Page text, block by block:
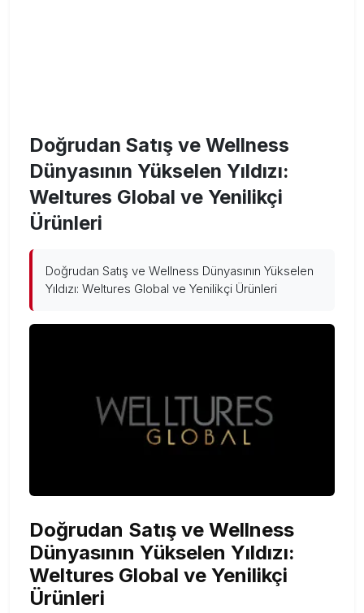
Doğrudan Satış ve Wellness
Dünyasının Yükselen Yıldızı:
Weltures Global ve Yenilikçi
Ürünleri
Doğrudan Satış ve Wellness Dünyasının Yükselen
Yıldızı: Weltures Global ve Yenilikçi Ürünleri
Doğrudan Satış ve Wellness
Dünyasının Yükselen Yıldızı:
Weltures Global ve Yenilikçi
Ürünleri